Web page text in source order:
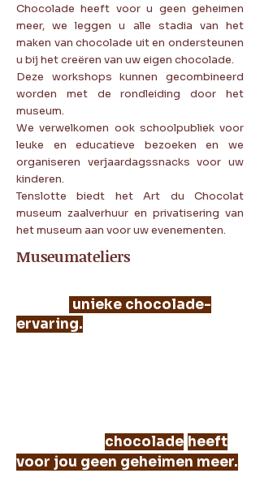
Chocolade heeft voor u geen geheimen
meer, we leggen u alle stadia van het
maken van chocolade uit en ondersteunen
u bij het creëren van uw eigen chocolade.
Deze workshops kunnen gecombineerd
worden met de rondleiding door het
museum.
We verwelkomen ook schoolpubliek voor
leuke en educatieve bezoeken en we
organiseren verjaardagssnacks voor uw
kinderen.
Tenslotte biedt het Art du Chocolat
museum zaalverhuur en privatisering van
het museum aan voor uw evenementen.
Museumateliers
unieke chocolade-
ervaring.
chocolade heeft
voor jou geen geheimen meer.